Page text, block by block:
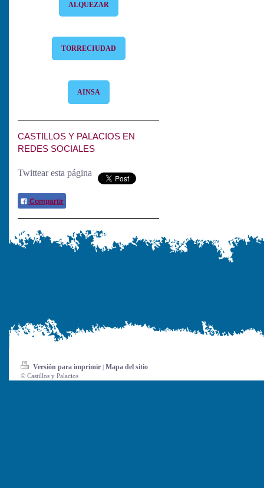
ALQUEZAR
TORRECIUDAD
AINSA
CASTILLOS Y PALACIOS EN
REDES SOCIALES
Twittear esta página
Compartir
Versión para imprimir | Mapa del sitio
© Castillos y Palacios